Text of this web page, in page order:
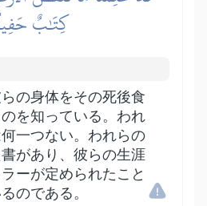
كِتَٰبٌ
の身体をその死後食
を知っている。われ
一つない。われらの
があり、彼らの生涯
ーが定められたこと
のである。